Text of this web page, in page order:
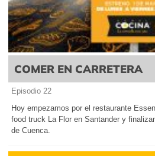
COMER EN CARRETERA
Episodio 22
Hoy empezamos por el restaurante
food truck La Flor en Santander y
de Cuenca.